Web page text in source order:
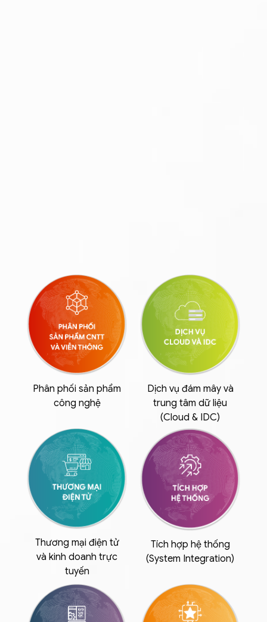
Phân phối sản phẩm
công nghệ
Dịch vụ đám mây và
trung tâm dữ liệu
(Cloud & IDC)
Thương mại điện tử
và kinh doanh trực
tuyến
Tích hợp hệ thống
(System Integration)